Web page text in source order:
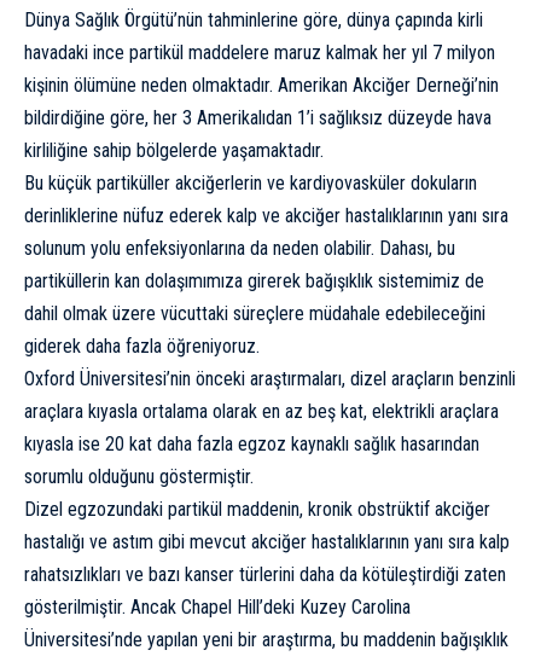
Dünya Sağlık Örgütü’nün tahminlerine göre, dünya çapında kirli
havadaki ince partikül maddelere maruz kalmak her yıl 7 milyon
kişinin ölümüne neden olmaktadır. Amerikan Akciğer Derneği’nin
bildirdiğine göre, her 3 Amerikalıdan 1’i sağlıksız düzeyde hava
kirliliğine sahip bölgelerde yaşamaktadır.
Bu küçük partiküller akciğerlerin ve kardiyovasküler dokuların
derinliklerine nüfuz ederek kalp ve akciğer hastalıklarının yanı sıra
solunum yolu enfeksiyonlarına da neden olabilir. Dahası, bu
partiküllerin kan dolaşımımıza girerek bağışıklık sistemimiz de
dahil olmak üzere vücuttaki süreçlere müdahale edebileceğini
giderek daha fazla öğreniyoruz.
Oxford Üniversitesi’nin önceki araştırmaları, dizel araçların benzinli
araçlara kıyasla ortalama olarak en az beş kat, elektrikli araçlara
kıyasla ise 20 kat daha fazla egzoz kaynaklı sağlık hasarından
sorumlu olduğunu göstermiştir.
Dizel egzozundaki partikül maddenin, kronik obstrüktif akciğer
hastalığı ve astım gibi mevcut akciğer hastalıklarının yanı sıra kalp
rahatsızlıkları ve bazı kanser türlerini daha da kötüleştirdiği zaten
gösterilmiştir. Ancak Chapel Hill’deki Kuzey Carolina
Üniversitesi’nde yapılan yeni bir araştırma, bu maddenin bağışıklık